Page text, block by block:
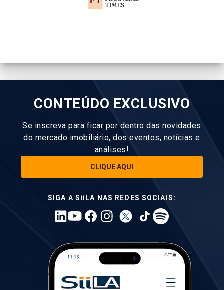
CONTEÚDO EXCLUSIVO
Se inscreva para ficar por dentro das novidades
do mercado imobiliário, dos eventos, notícias e
análises!
CLIQUE AQUI
SIGA A SiiLA NAS REDES SOCIAIS: